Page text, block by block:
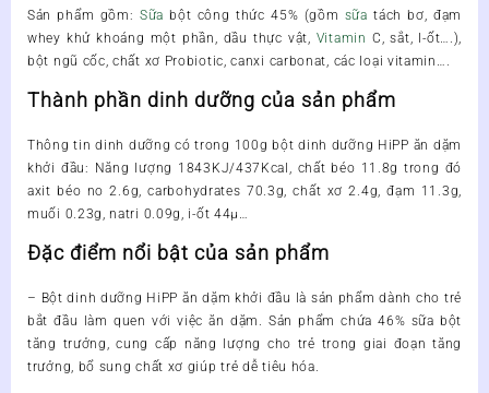
4
THÁNG
BẮT
ĐẦU
ĂN
số
Sản phẩm gồm: Sữa bột công thức 45% (gồm sữa tách bơ, đạm
whey khử khoáng một phần, dầu thực vật, Vitamin C, sắt, I-ốt….),
bột ngũ cốc, chất xơ Probiotic, canxi carbonat, các loại vitamin….
Thành phần dinh dưỡng của sản phẩm
Thông tin dinh dưỡng có trong 100g bột dinh dưỡng HiPP ăn dặm
khởi đầu: Năng lượng 1843KJ/437Kcal, chất béo 11.8g trong đó
axit béo no 2.6g, carbohydrates 70.3g, chất xơ 2.4g, đạm 11.3g,
muối 0.23g, natri 0.09g, i-ốt 44µ…
Đặc điểm nổi bật của sản phẩm
– Bột dinh dưỡng HiPP ăn dặm khởi đầu là sản phẩm dành cho trẻ
bắt đầu làm quen với việc ăn dặm. Sản phẩm chứa 46% sữa bột
tăng trưởng, cung cấp năng lượng cho trẻ trong giai đoạn tăng
trưởng, bổ sung chất xơ giúp trẻ dễ tiêu hóa.